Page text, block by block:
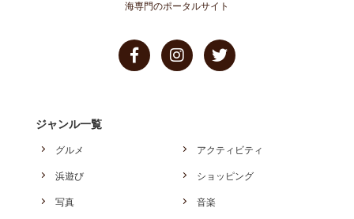
海専門のポータルサイト
ジャンル一覧
グルメ アクティビティ
浜遊び ショッピング
写真 音楽